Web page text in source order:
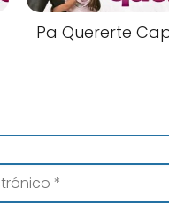
Pa Quererte